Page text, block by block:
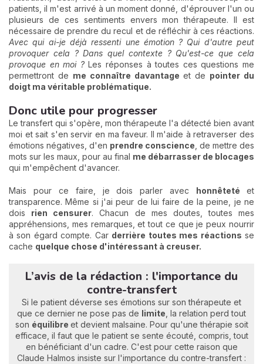
patients, il m'est arrivé à un moment donné, d'éprouver l'un ou
plusieurs de ces sentiments envers mon thérapeute. Il est
nécessaire de prendre du recul et de réfléchir à ces réactions.
Avec qui ai-je déjà ressenti une émotion ? Qui d'autre peut
provoquer cela ? Dans quel contexte ? Qu'est-ce que cela
provoque en moi ?Les réponses à toutes ces questions me
permettront de me connaître davantage et de pointer du
doigt ma véritable problématique.
Donc utile pour progresser
Le transfert qui s'opère, mon thérapeute l'a détecté bien avant
moi et sait s'en servir en ma faveur. Il m'aide à retraverser des
émotions négatives, d'en prendre conscience , de mettre des
mots sur les maux, pour au final me débarrasser de blocages
qui m'empêchent d'avancer.
Mais pour ce faire, je dois parler avec honnêtetéet
transparence. Même si j'ai peur de lui faire de la peine, je ne
dois rien censurer. Chacun de mes doutes, toutes mes
appréhensions, mes remarques, et tout ce que je peux nourrir
à son égard compte. Car derrière toutes mes réactions se
cache quelque chose d'intéressant à creuser.
L’avis de la rédaction : l'importance du
contre-transfert
Si le patient déverse ses émotions sur son thérapeute et
que ce dernier ne pose pas de limite , la relation perd tout
son équilibre et devient malsaine. Pour qu'une thérapie soit
efficace, il faut que le patient se sente écouté, compris, tout
en bénéficiant d'un cadre. C'est pour cette raison que
Claude Halmos insiste sur l'importance du contre-transfert :